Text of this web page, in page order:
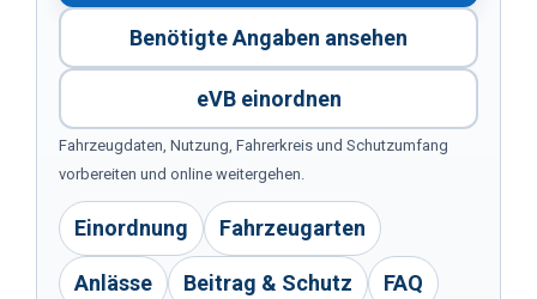
Benötigte Angaben ansehen
eVB einordnen
Fahrzeugdaten, Nutzung, Fahrerkreis und Schutzumfang
vorbereiten und online weitergehen.
Einordnung Fahrzeugarten
Anlässe Beitrag & Schutz FAQ